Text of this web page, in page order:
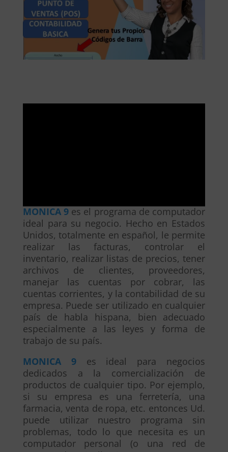
MONICA 9 es el programa de computador
ideal para su negocio. Hecho en Estados
Unidos, totalmente en español, le permite
realizar las facturas, controlar el
inventario, realizar listas de precios, tener
archivos de clientes, proveedores,
manejar las cuentas por cobrar, las
cuentas corrientes, y la contabilidad de su
empresa. Puede ser utilizado en cualquier
país de habla hispana, bien adecuado
especialmente a las leyes y forma de
trabajo de su país.
MONICA 9
es ideal para negocios
dedicados a la comercialización de
productos de cualquier tipo. Por ejemplo,
si su empresa es una ferretería, una
farmacia, venta de ropa, etc. entonces Ud.
puede utilizar nuestro programa sin
problemas, todo lo que necesita es un
computador personal (o una red de